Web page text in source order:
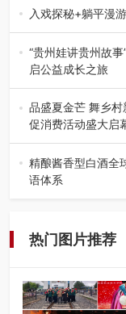
工、商业商场经
入戏探秘+躺平漫
入伏后的贵州，清
州首个水上喀斯特
“贵州娃讲贵州故
启公益成长之旅
近日，由贵州教育
网络贵州站，遵
品盛夏金芒 舞乡
促消费活动盛大启
盛夏瑶乡，金芒盈
舞”暨望谟芒果丰
精酿酱香型白酒全
语体系
热门图片推荐